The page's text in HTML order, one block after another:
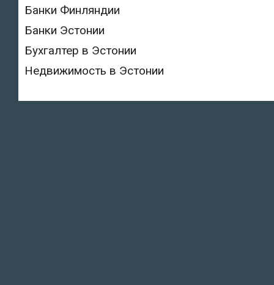
Банки Финляндии
Банки Эстонии
Бухгалтер в Эстонии
Недвижимость в Эстонии